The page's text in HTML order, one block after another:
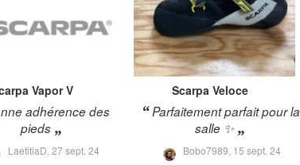
Vapor V
adhérence des
pieds
LaetitiaD,27 sept. 24
Scarpa Veloce
Parfaitement parfait pour la
salle ✨
Bobo7989, 15 sept. 24